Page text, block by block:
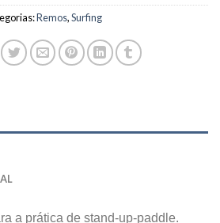
Remos,Surfing
a prática de stand-up-paddle.